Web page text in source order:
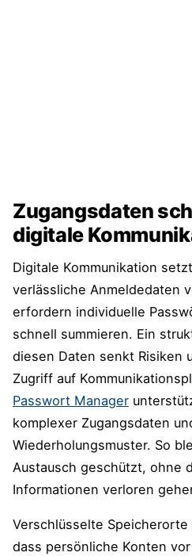
Zugangsdaten
digitale
Digitale Kommunikation
verlässliche Anmeldedaten
erfordern individuelle
schnell summieren. Ein
diesen Daten senkt Risiken
Zugriff auf
Passwort Manager
komplexer Zugangsdaten
Wiederholungsmuster. So
Austausch geschützt, ohne
Informationen verloren
Verschlüsselte
dass persönliche Konten